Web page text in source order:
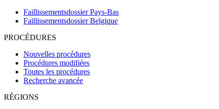
Faillissementsdossier Pays-Bas
Faillissementsdossier Belgique
PROCÉDURES
Nouvelles procédures
Procédures modifiées
Toutes les procédures
Recherche avancée
RÉGIONS